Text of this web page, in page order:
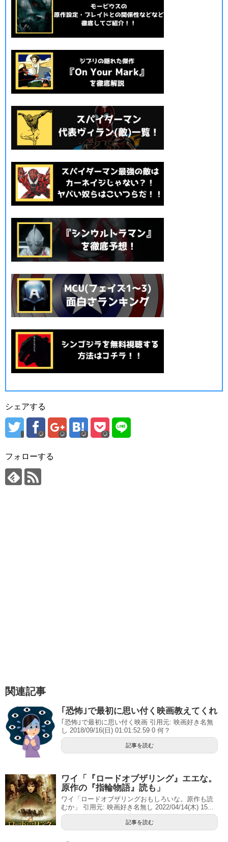
シェアする
フォローする
関連記事
｢恐怖｣で最初に思い付く映画教えてくれ
｢恐怖｣で最初に思い付く映画 引用元: 映画好き名無
し 2018/09/16(日) 01:01:52.59 0 何？
記事を読む
ワイ「『ロードオブザリング』エエな。
原作の『指輪物語』読も」
ワイ「ロードオブザリングおもしろいな。原作も読
むか」 引用元: 映画好き名無し 2022/04/14(木) 15...
記事を読む